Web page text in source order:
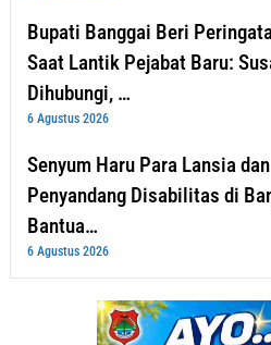
Bupati Banggai Beri
Saat Lantik Pejabat Baru:
Dihubungi, …
6 Agustus 2026
Senyum Haru Para Lansia dan
Penyandang Disabilitas di
Bantua…
6 Agustus 2026